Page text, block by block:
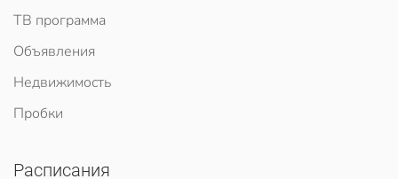
ТВ программа
Объявления
Недвижимость
Пробки
Расписания